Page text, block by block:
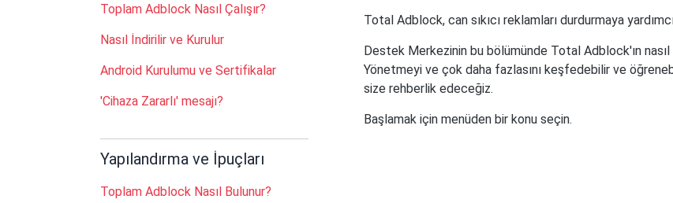
Toplam Adblock Nasıl Çalışır?
Nasıl İndirilir ve Kurulur
Android Kurulumu ve Sertifikalar
'Cihaza Zararlı' mesajı?
Yapılandırma ve İpuçları
Toplam Adblock Nasıl Bulunur?
Total Adblock, can sıkıcı reklamları durdurmaya
Destek Merkezinin bu bölümünde Total Adblock'ın nasıl
Yönetmeyi ve çok daha fazlasını keşfedebilir ve
size rehberlik edeceğiz.
Başlamak için menüden bir konu seçin.